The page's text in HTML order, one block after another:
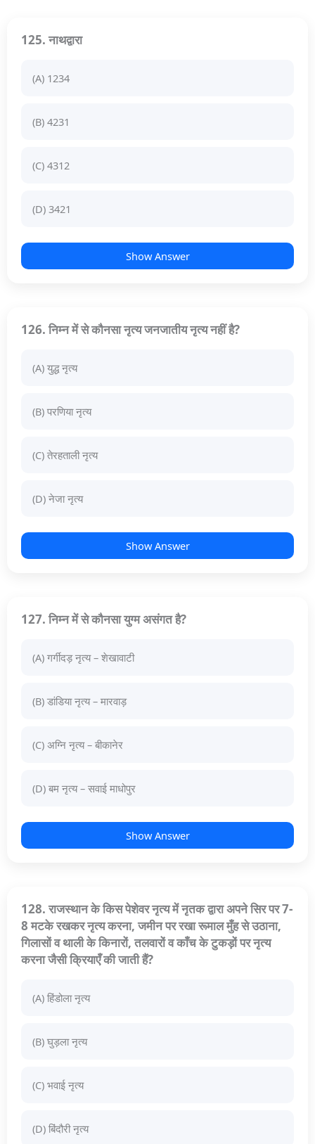
125. नाथद्वारा
(A) 1234
(B) 4231
(C) 4312
(D) 3421
Show Answer
126. निम्न में से कौनसा नृत्य जनजातीय नृत्य नहीं है?
(A) युद्ध नृत्य
(B) परणिया नृत्य
(C) तेरहताली नृत्य
(D) नेजा नृत्य
Show Answer
127. निम्न में से कौनसा युग्म असंगत है?
(A) गर्गीदड़ नृत्य – शेखावाटी
(B) डांडिया नृत्य – मारवाड़
(C) अग्नि नृत्य – बीकानेर
(D) बम नृत्य – सवाई माधोपुर
Show Answer
128. राजस्थान के किस पेशेवर नृत्य में नृतक द्वारा अपने सिर पर 7-
8 मटके रखकर नृत्य करना, जमीन पर रखा रूमाल मुँह से उठाना,
गिलासों व थाली के किनारों, तलवारों व काँच के टुकड़ों पर नृत्य
करना जैसी क्रियाएँ की जाती हैं?
(A) हिंडोला नृत्य
(B) घुड़ला नृत्य
(C) भवाई नृत्य
(D) बिंदौरी नृत्य